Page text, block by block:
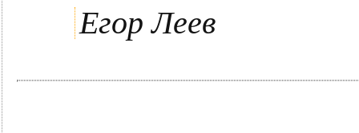
Егор Леев